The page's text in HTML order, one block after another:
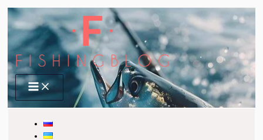
Перейти
вмісту
Main
Menu